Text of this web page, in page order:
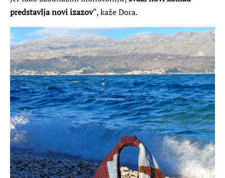
predstavlja novi izazov“, kaže Dora.